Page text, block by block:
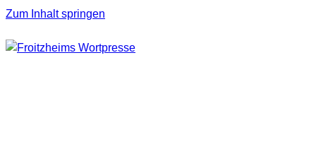
Zum Inhalt springen